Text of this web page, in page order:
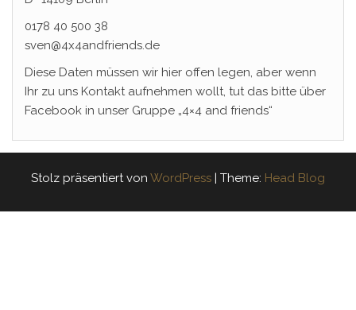
0178 40 500 38
sven@4x4andfriends.de
Diese Daten müssen wir hier offen legen, aber wenn
Ihr zu uns Kontakt aufnehmen wollt, tut das bitte über
Facebook in unser Gruppe „4×4 and friends“
Stolz präsentiert von WordPress | Theme: Head Blog